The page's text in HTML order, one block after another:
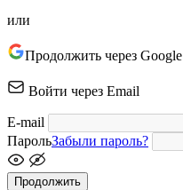
или
Продолжить через Google
Войти через Email
E-mail
ПарольЗабыли пароль?
Продолжить